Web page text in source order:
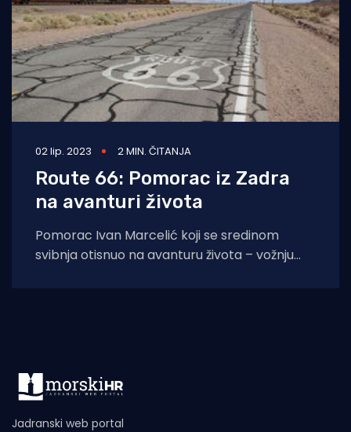
02 lip. 2023 2 MIN. ČITANJA
Route 66: Pomorac iz Zadra
na avanturi života
Pomorac Ivan Marcelić koji se sredinom
svibnja otisnuo na avanturu života – vožnju
Jadranski web portal